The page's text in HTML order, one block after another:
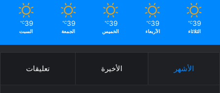
39
℃
الثلاثاء
39
℃
الأربعاء
39
℃
الخميس
39
℃
الجمعة
39
℃
السبت
الأشهر الأخيرة تعليقات